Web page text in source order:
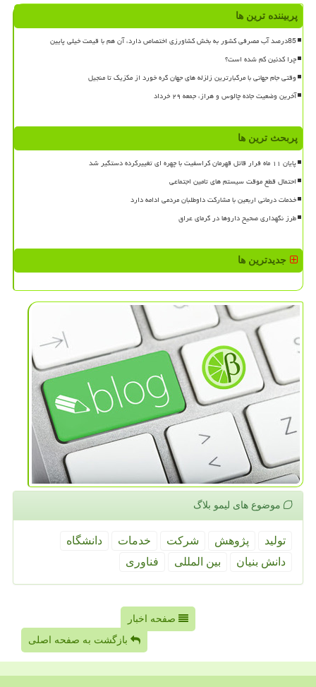
پربیننده ترین ها
85درصد آب مصرفی کشور به بخش کشاورزی اختصاص دارد، آن هم با قیمت خیلی پایین
چرا کدئین کم شده است؟
وقتی جام جهانی با مرگبارترین زلزله های جهان گره خورد از مکزیک تا منجیل
آخرین وضعیت جاده چالوس و هراز، جمعه ۲۹ خرداد
پربحث ترین ها
پایان ۱۱ ماه فرار قاتل قهرمان کراسفیت با چهره ای تغییرکرده دستگیر شد
احتمال قطع موقت سیستم های تامین اجتماعی
خدمات درمانی اربعین با مشارکت داوطلبان مردمی ادامه دارد
طرز نگهداری صحیح داروها در گرمای عراق
جدیدترین ها
موضوع های لیمو بلاگ
تولید پژوهش شركت خدمات
دانشگاه
دانش بنیان
بین المللی فناوری
صفحه اخبار
بازگشت به صفحه اصلی